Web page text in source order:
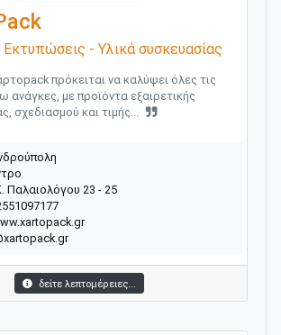
Εκτυπώσεις - Υλικά συσκευασίας
πρόκειται να καλύψει όλες τις
ανάγκες, με προϊόντα εξαιρετικής
σχεδιασμού και τιμής...
Παλαιολόγου 23 - 25
δείτε λεπτομέρειες...